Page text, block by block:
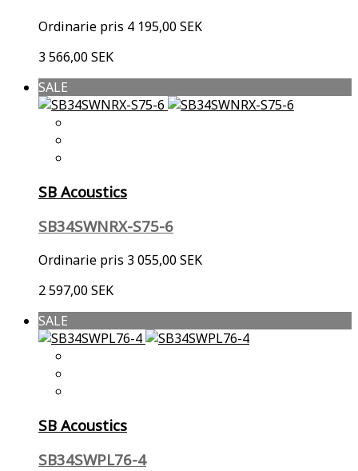
Ordinarie pris 4 195,00 SEK
3 566,00 SEK
SALE
SB Acoustics
SB34SWNRX-S75-6
Ordinarie pris 3 055,00 SEK
2 597,00 SEK
SALE
SB Acoustics
SB34SWPL76-4